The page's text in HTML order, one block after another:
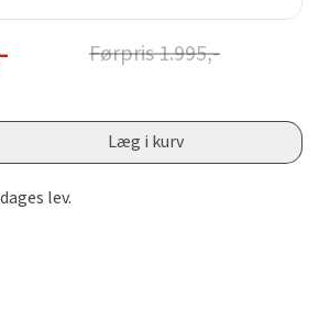
Førpris1.995,-
Læg i kurv
lev.